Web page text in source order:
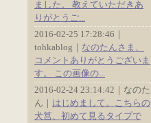
ました。 教えていただきあ
りがとうご...
2016-02-25 17:28:46｜
tohkablog｜ なのたんさま、
コメントありがとうございま
す。 この画像の...
2016-02-24 23:14:42｜なのた
ん｜ はじめまして。こちらの
犬筥、初めて見るタイプで